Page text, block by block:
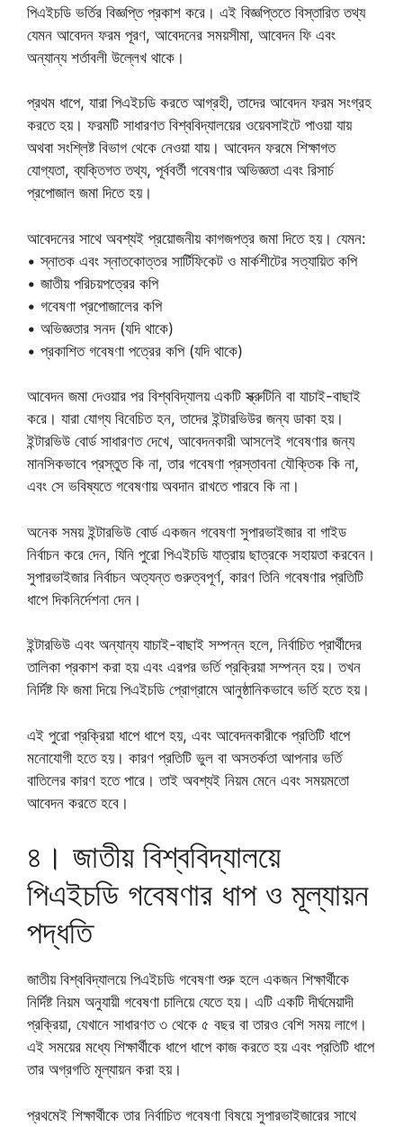
পিএইচডি ভর্তির বিজ্ঞপ্তি প্রকাশ করে। এই বিজ্ঞপ্তিতে বিস্তারিত তথ্য
যেমন আবেদন ফরম পূরণ, আবেদনের সময়সীমা, আবেদন ফি এবং
অন্যান্য শর্তাবলী উল্লেখ থাকে।
প্রথম ধাপে, যারা পিএইচডি করতে আগ্রহী, তাদের আবেদন ফরম সংগ্রহ
করতে হয়। ফরমটি সাধারণত বিশ্ববিদ্যালয়ের ওয়েবসাইটে পাওয়া যায়
অথবা সংশ্লিষ্ট বিভাগ থেকে নেওয়া যায়। আবেদন ফরমে শিক্ষাগত
যোগ্যতা, ব্যক্তিগত তথ্য, পূর্ববর্তী গবেষণার অভিজ্ঞতা এবং রিসার্চ
প্রপোজাল জমা দিতে হয়।
আবেদনের সাথে অবশ্যই প্রয়োজনীয় কাগজপত্র জমা দিতে হয়। যেমন:
• স্নাতক এবং স্নাতকোত্তর সার্টিফিকেট ও মার্কশীটের সত্যায়িত কপি
• জাতীয় পরিচয়পত্রের কপি
• গবেষণা প্রপোজালের কপি
• অভিজ্ঞতার সনদ (যদি থাকে)
• প্রকাশিত গবেষণা পত্রের কপি (যদি থাকে)
আবেদন জমা দেওয়ার পর বিশ্ববিদ্যালয় একটি স্ক্রুটিনি বা যাচাই-বাছাই
করে। যারা যোগ্য বিবেচিত হন, তাদের ইন্টারভিউর জন্য ডাকা হয়।
ইন্টারভিউ বোর্ড সাধারণত দেখে, আবেদনকারী আসলেই গবেষণার জন্য
মানসিকভাবে প্রস্তুত কি না, তার গবেষণা প্রস্তাবনা যৌক্তিক কি না,
এবং সে ভবিষ্যতে গবেষণায় অবদান রাখতে পারবে কি না।
অনেক সময় ইন্টারভিউ বোর্ড একজন গবেষণা সুপারভাইজার বা গাইড
নির্বাচন করে দেন, যিনি পুরো পিএইচডি যাত্রায় ছাত্রকে সহায়তা করবেন।
সুপারভাইজার নির্বাচন অত্যন্ত গুরুত্বপূর্ণ, কারণ তিনি গবেষণার প্রতিটি
ধাপে দিকনির্দেশনা দেন।
ইন্টারভিউ এবং অন্যান্য যাচাই-বাছাই সম্পন্ন হলে, নির্বাচিত প্রার্থীদের
তালিকা প্রকাশ করা হয় এবং এরপর ভর্তি প্রক্রিয়া সম্পন্ন হয়। তখন
নির্দিষ্ট ফি জমা দিয়ে পিএইচডি প্রোগ্রামে আনুষ্ঠানিকভাবে ভর্তি হতে হয়।
এই পুরো প্রক্রিয়া ধাপে ধাপে হয়, এবং আবেদনকারীকে প্রতিটি ধাপে
মনোযোগী হতে হয়। কারণ প্রতিটি ভুল বা অসতর্কতা আপনার ভর্তি
বাতিলের কারণ হতে পারে। তাই অবশ্যই নিয়ম মেনে এবং সময়মতো
আবেদন করতে হবে।
৪। জাতীয় বিশ্ববিদ্যালয়ে
পিএইচডি গবেষণার ধাপ ও মূল্যায়ন
পদ্ধতি
জাতীয় বিশ্ববিদ্যালয়ে পিএইচডি গবেষণা শুরু হলে একজন শিক্ষার্থীকে
নির্দিষ্ট নিয়ম অনুযায়ী গবেষণা চালিয়ে যেতে হয়। এটি একটি দীর্ঘমেয়াদী
প্রক্রিয়া, যেখানে সাধারণত ৩ থেকে ৫ বছর বা তারও বেশি সময় লাগে।
এই সময়ের মধ্যে শিক্ষার্থীকে ধাপে ধাপে কাজ করতে হয় এবং প্রতিটি ধাপে
তার অগ্রগতি মূল্যায়ন করা হয়।
প্রথমেই শিক্ষার্থীকে তার নির্বাচিত গবেষণা বিষয়ে সুপারভাইজারের সাথে